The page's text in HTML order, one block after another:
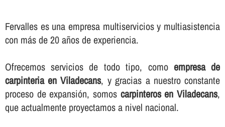
Fervalles es una empresa multiservicios y multiasistencia
con más de 20 años de experiencia.
Ofrecemos servicios de todo tipo, como empresa de
carpinteria en Viladecans, y gracias a nuestro constante
proceso de expansión, somos carpinteros en Viladecans,
que actualmente proyectamos a nivel nacional.